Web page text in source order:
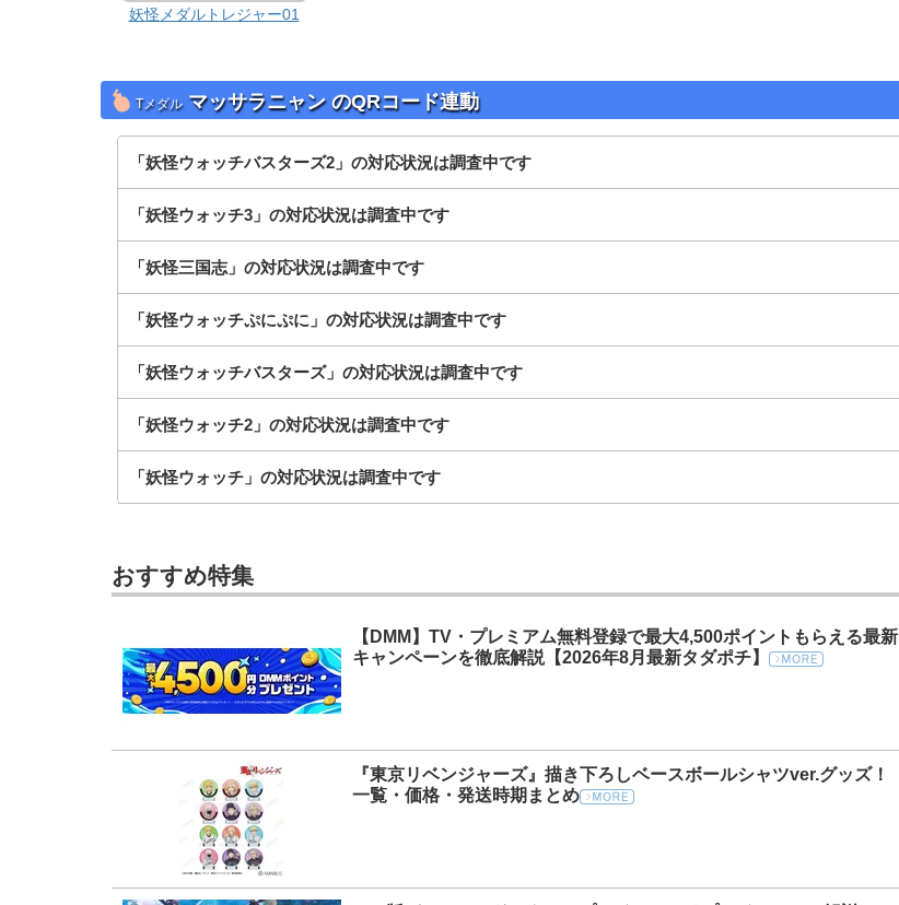
妖怪メダルトレジャー01
Tメダルマッサラニャン のQRコード連動
「妖怪ウォッチバスターズ2」の対応状況は調査中です
「妖怪ウォッチ3」の対応状況は調査中です
「妖怪三国志」の対応状況は調査中です
「妖怪ウォッチぷにぷに」の対応状況は調査中です
「妖怪ウォッチバスターズ」の対応状況は調査中です
「妖怪ウォッチ2」の対応状況は調査中です
「妖怪ウォッチ」の対応状況は調査中です
おすすめ特集
【DMM】TV・プレミアム無料登録で最大4,500ポイントもらえる最新
キャンペーンを徹底解説【2026年8月最新タダポチ】
『東京リベンジャーズ』描き下ろしベースボールシャツver.グッズ！
一覧・価格・発送時期まとめ